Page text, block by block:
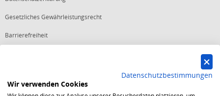
Gesetzliches Gewährleistungsrecht
Barrierefreiheit
Starker Service
Datenschutzbestimmungen
Wir verwenden Cookies